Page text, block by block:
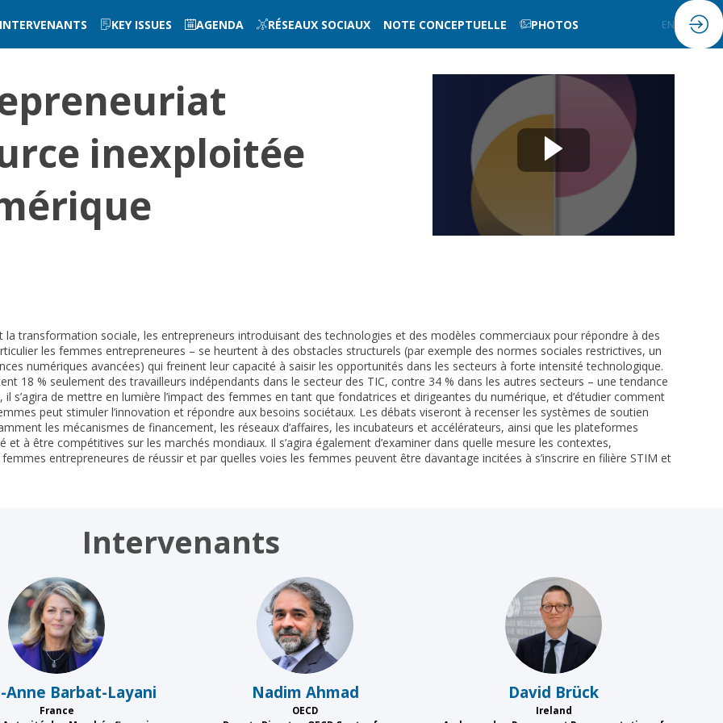
KEY ISSUES AGENDA RÉSEAUX SOCIAUX NOTE CONCEPTUELLE PHOTOS EN
inexploitée
transformation sociale, les entrepreneurs introduisant des technologies et des modèles commerciaux pour répondre à des
les femmes entrepreneures – se heurtent à des obstacles structurels (par exemple des normes sociales restrictives, un
numériques avancées) qui freinent leur capacité à saisir les opportunités dans les secteurs à forte intensité technologique.
18 % seulement des travailleurs indépendants dans le secteur des TIC, contre 34 % dans les autres secteurs – une tendance
s’agira de mettre en lumière l’impact des femmes en tant que fondatrices et dirigeantes du numérique, et d’étudier comment
peut stimuler l’innovation et répondre aux besoins sociétaux. Les débats viseront à recenser les systèmes de soutien
les mécanismes de financement, les réseaux d’affaires, les incubateurs et accélérateurs, ainsi que les plateformes
à être compétitives sur les marchés mondiaux. Il s’agira également d’examiner dans quelle mesure les contextes,
entrepreneures de réussir et par quelles voies les femmes peuvent être davantage incitées à s’inscrire en filière STIM et
Intervenants
MB
Anne Barbat-Layani
France
NA
Nadim Ahmad
OECD
DB
David Brück
Ireland